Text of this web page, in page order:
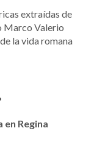
extraídas de
Marco Valerio
la vida romana
en Regina